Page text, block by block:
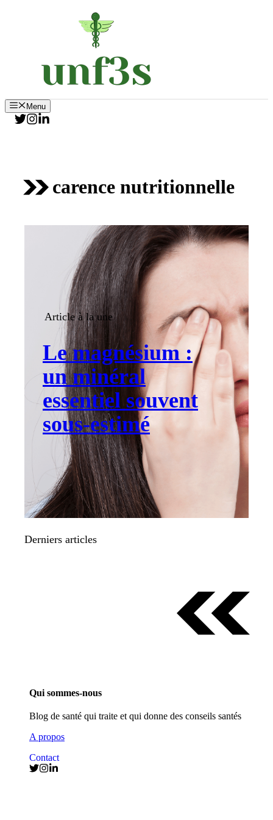
Menu
carence nutritionnelle
Article à la une
Le magnésium :
un minéral
essentiel souvent
sous-estimé
Derniers articles
Qui sommes-nous
Blog de santé qui traite et qui donne des conseils santés
A propos
Contact